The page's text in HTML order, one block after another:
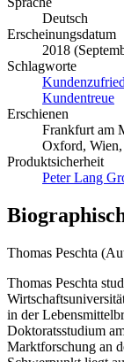
Deutsch
Erscheinungsdatum
2018
Schlagworte
Kundentreue
Erschienen
Frankfurt am
Oxford, Wien,
Produktsicherheit
Peter Lang
Thomas Peschta
Thomas Peschta
in der
Doktoratsstudium
Marktforschung an